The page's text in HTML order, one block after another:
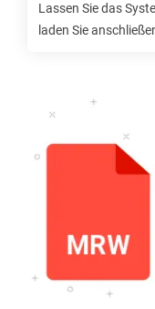
Lassen Sie das
laden Sie